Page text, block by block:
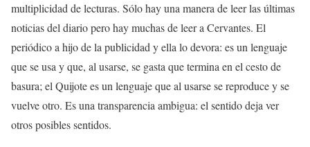
multiplicidad de lecturas. Sólo hay una manera de leer las últimas
noticias del diario pero hay muchas de leer a Cervantes. El
periódico a hijo de la publicidad y ella lo devora: es un lenguaje
que se usa y que, al usarse, se gasta que termina en el cesto de
basura; el Quijote es un lenguaje que al usarse se reproduce y se
vuelve otro. Es una transparencia ambigua: el sentido deja ver
otros posibles sentidos.